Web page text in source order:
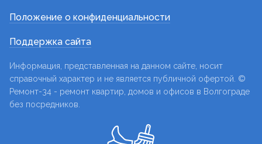
Положение о конфиденциальности
Поддержка сайта
Информация, представленная на данном сайте, носит
справочный характер и не является публичной офертой. ©
Ремонт-34 - ремонт квартир, домов и офисов в Волгограде
без посредников.